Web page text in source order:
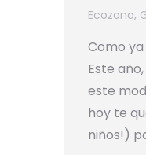
Ecozona,
Como
Este
este
hoy te
niños!)